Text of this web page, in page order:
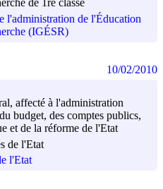
de 1re classe
l'administration de l'Éducation
(IGÉSR)
affecté à l'administration
budget, des comptes publics,
et de la réforme de l'Etat
de l'Etat
l'Etat
10/02/2010